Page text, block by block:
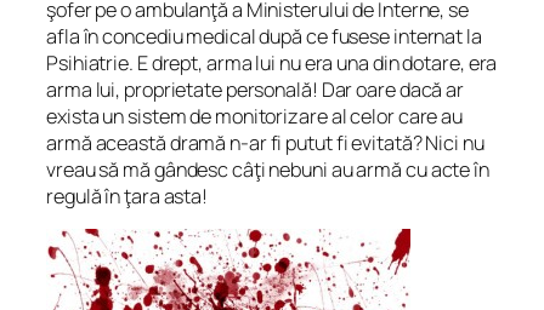
şofer pe o ambulanţă a Ministerului de Interne, se
afla în concediu medical după ce fusese internat la
Psihiatrie. E drept, arma lui nu era una din dotare, era
arma lui, proprietate personală! Dar oare dacă ar
exista un sistem de monitorizare al celor care au
armă această dramă n-ar fi putut fi evitată? Nici nu
vreau să mă gândesc câţi nebuni au armă cu acte în
regulă în ţara asta!